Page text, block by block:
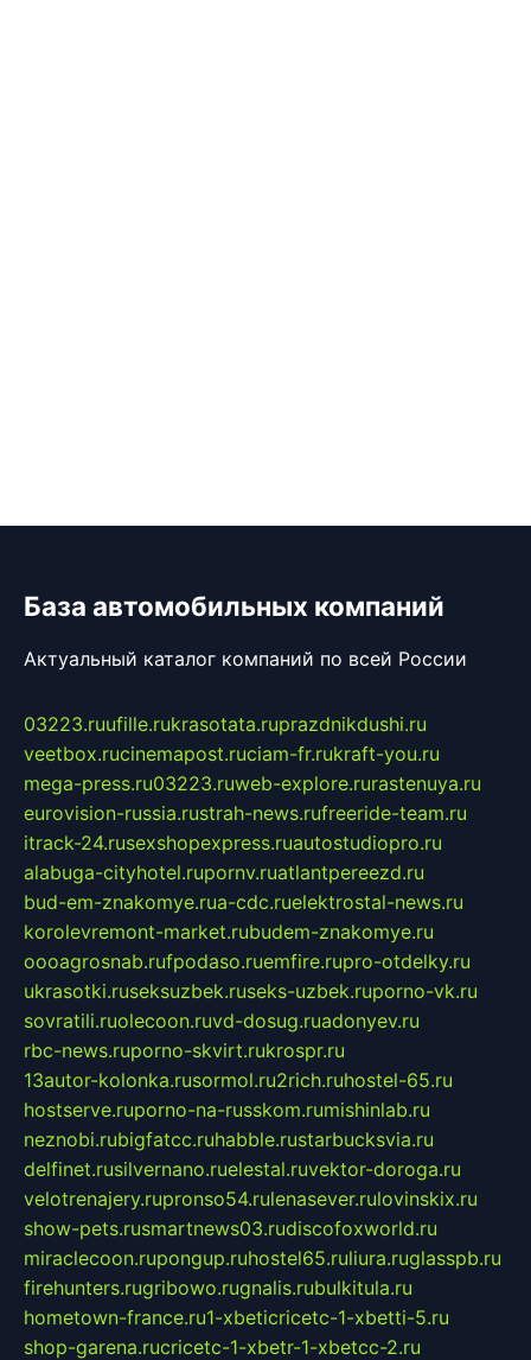
База автомобильных компаний
Актуальный каталог компаний по всей России
03223.ruufille.rukrasotata.ruprazdnikdushi.ru
veetbox.rucinemapost.ruciam-fr.rukraft-you.ru
mega-press.ru03223.ruweb-explore.rurastenuya.ru
eurovision-russia.rustrah-news.rufreeride-team.ru
itrack-24.rusexshopexpress.ruautostudiopro.ru
alabuga-cityhotel.rupornv.ruatlantpereezd.ru
bud-em-znakomye.rua-cdc.ruelektrostal-news.ru
korolevremont-market.rubudem-znakomye.ru
oooagrosnab.rufpodaso.ruemfire.rupro-otdelky.ru
ukrasotki.ruseksuzbek.ruseks-uzbek.ruporno-vk.ru
sovratili.ruolecoon.ruvd-dosug.ruadonyev.ru
rbc-news.ruporno-skvirt.rukrospr.ru
13autor-kolonka.rusormol.ru2rich.ruhostel-65.ru
hostserve.ruporno-na-russkom.rumishinlab.ru
neznobi.rubigfatcc.ruhabble.rustarbucksvia.ru
delfinet.rusilvernano.ruelestal.ruvektor-doroga.ru
velotrenajery.rupronso54.rulenasever.rulovinskix.ru
show-pets.rusmartnews03.rudiscofoxworld.ru
miraclecoon.rupongup.ruhostel65.ruliura.ruglasspb.ru
firehunters.rugribowo.rugnalis.rubulkitula.ru
hometown-france.ru1-xbeticricetc-1-xbetti-5.ru
shop-garena.rucricetc-1-xbetr-1-xbetcc-2.ru